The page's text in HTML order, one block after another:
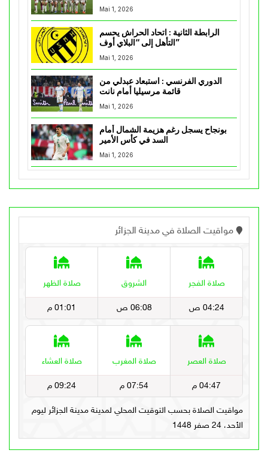
Mai 1, 2026
الرابطة الثانية : اتحاد الحراش يحسم
التأهل إلى “البلاي أوف”
Mai 1, 2026
الدوري الفرنسي : استبعاد عبدلي من
قائمة مرسيليا أمام نانت
Mai 1, 2026
بونجاح يسجل رغم هزيمة الشمال أمام
السد في كأس الأمير
Mai 1, 2026